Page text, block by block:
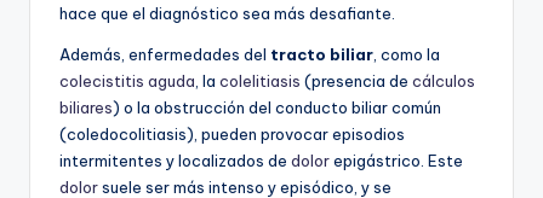
hace que el diagnóstico sea más desafiante.
Además, enfermedades del tracto biliar , como la
colecistitis aguda , la colelitiasis (presencia de cálculos
biliares) o la obstrucción del conducto biliar común
(coledocolitiasis), pueden provocar episodios
intermitentes y localizados de dolorepigástrico. Este
dolorsuele ser más intenso y episódico, y se